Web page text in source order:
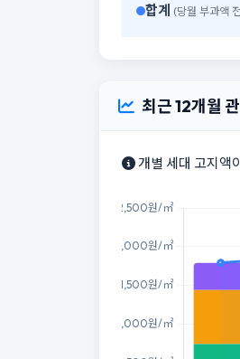
합계 (당월 부과액
최근 12개월
개별 세대 고지액